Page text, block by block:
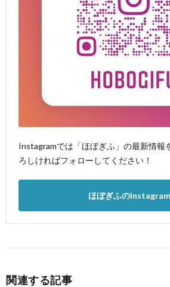
Instagramでは「ほぼぎふ」の最新情報
ろしければフォローしてください！
ほぼぎふの
関連する記事